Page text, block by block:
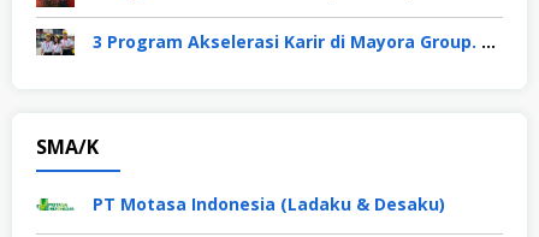
3 Program Akselerasi Karir di Mayora Group. Apa Saja? Berikut Penjelasannya
SMA/K
PT Motasa Indonesia (Ladaku & Desaku)